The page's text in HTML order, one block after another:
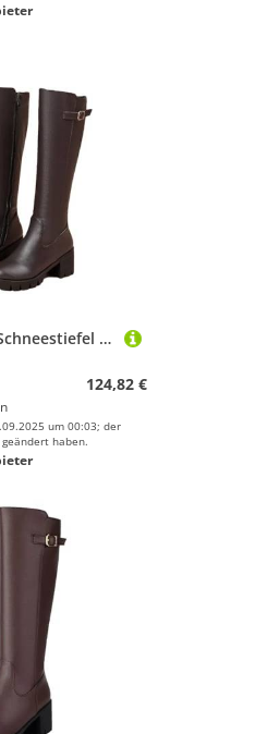
Lässige Plateau-Schneestiefel für Damen, Schnalle, kniehohe Stiefel, warme Winterreitstiefel, Damenschuhe
124,82 €
um 00:03; der
haben.